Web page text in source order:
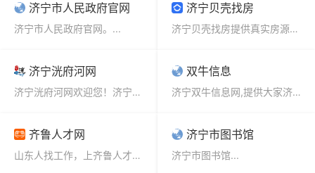
济宁市人民政府官网
济宁市人民政府官网。...
济宁贝壳找房
济宁贝壳找房提供真实房源的房产信息平台,为济宁买房、济宁二手房、济宁新房购买以及济宁租房需求的用户提...
济宁洸府河网
济宁洸府河网欢迎您！济宁生活,概况,济宁旅游,娱乐,小吃,特产,商家,企业,人才招聘,求职,二手信息...
双牛信息
济宁双牛信息网,提供大家济宁免费发布信息平台,相当于济宁信息港,可以免费发布济宁分类信息,济宁...
齐鲁人才网
山东人找工作，上齐鲁人才网！济宁人才网是知名齐鲁人才网济宁分站，为用户提供丰富的求职招聘信息，免费注...
济宁市图书馆
济宁市图书馆...